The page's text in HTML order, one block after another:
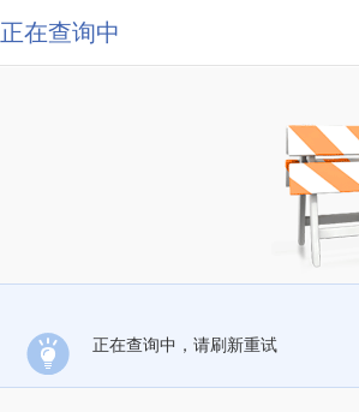
正在查询中
正在查询中，请刷新重试